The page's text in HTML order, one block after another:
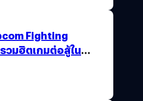
Fighting
วมฮิตเกมต่อสู้ใน